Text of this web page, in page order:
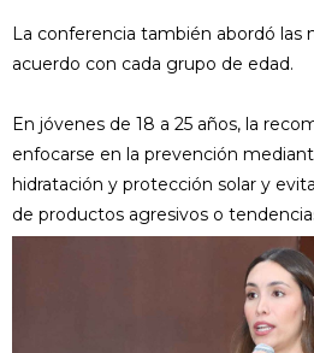
La conferencia también abordó las
acuerdo con cada grupo de edad.
En jóvenes de 18 a 25 años, la
enfocarse en la prevención
hidratación y protección solar y
de productos agresivos o